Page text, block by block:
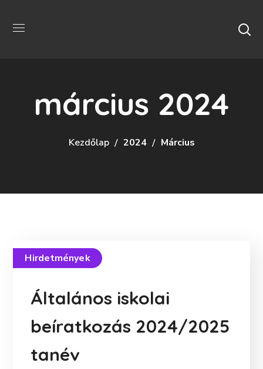
március 2024
Kezdőlap 2024 Március
Hirdetmények
Általános iskolai
beíratkozás 2024/2025
tanév